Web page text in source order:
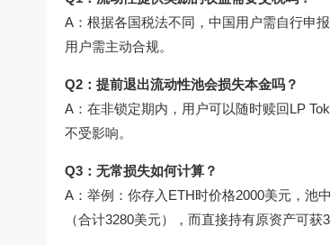
A：根据各国税法不同，中国用户需自行申
用户需主动合规。
Q2：提前退出流动性池会损失本金吗？
A：在非锁定期内，用户可以随时赎回LP
不受影响。
Q3：无常损失如何计算？
A：举例：你存入ETH时价格2000美元，池
（合计3280美元），而直接持有原资产可